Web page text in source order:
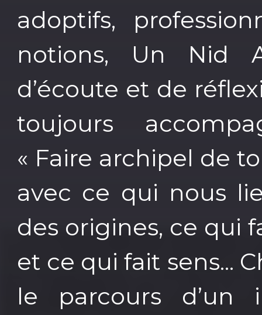
adoptifs,
notions, Un Nid
d’écoute et de
toujours
« Faire archipel de
avec ce qui nous
des origines, ce qui
et ce qui fait sens...
le parcours d’un